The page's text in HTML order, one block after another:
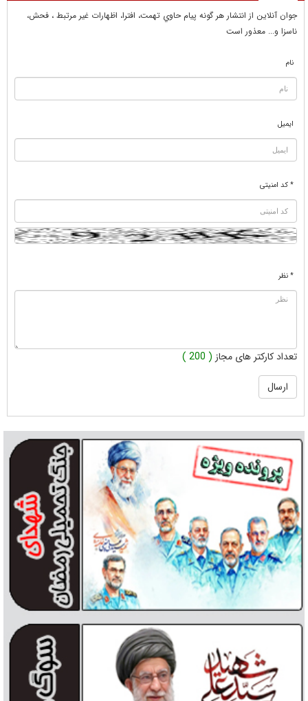
جوان آنلاين از انتشار هر گونه پيام حاوي تهمت، افترا، اظهارات غير مرتبط ، فحش،
ناسزا و... معذور است
نام
ایمیل
* کد امنیتی
* نظر
تعداد کارکتر های مجاز ( 200 )